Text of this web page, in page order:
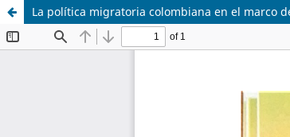
La política migratoria colombiana en el marco